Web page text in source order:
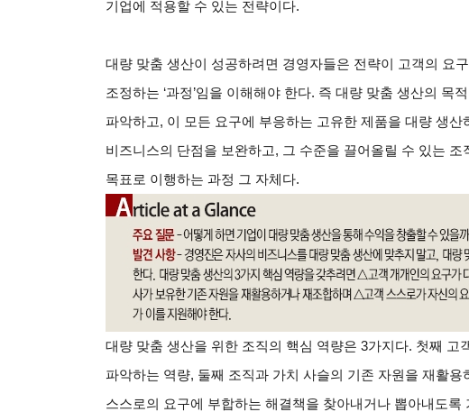
기업에 적용할 수 있는 전략이다.
대량 맞춤 생산이 성공하려면 경영자들은 전략이 고객의 요
조정하는 ‘과정’임을 이해해야 한다. 즉 대량 맞춤 생산의 목
파악하고, 이 모든 요구에 부응하는 고유한 제품을 대량 생
비즈니스의 단점을 보완하고, 그 수준을 끌어올릴 수 있는 조
목표로 이행하는 과정 그 자체다.
대량 맞춤 생산을 위한 조직의 핵심 역량은 3가지다. 첫째 고
파악하는 역량, 둘째 조직과 가치 사슬의 기존 자원을 재활
스스로의 요구에 부합하는 해결책을 찾아내거나 뽑아내도록